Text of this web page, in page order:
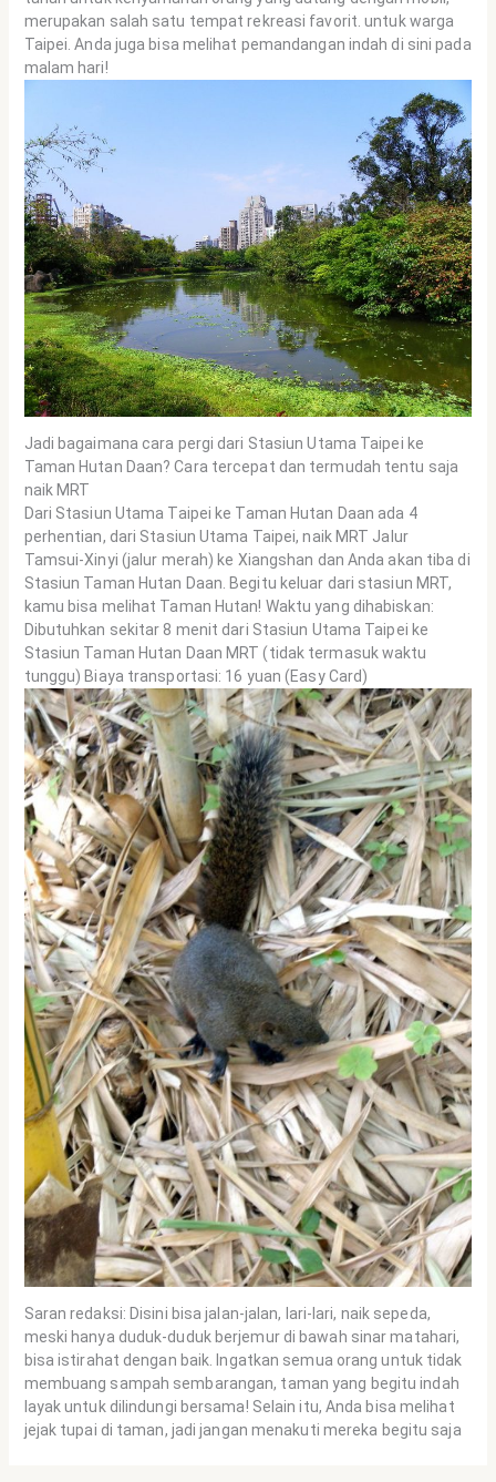
merupakan salah satu tempat rekreasi favorit. untuk warga
Taipei. Anda juga bisa melihat pemandangan indah di sini pada
malam hari!
Jadi bagaimana cara pergi dari Stasiun Utama Taipei ke
Taman Hutan Daan? Cara tercepat dan termudah tentu saja
naik MRT
Dari Stasiun Utama Taipei ke Taman Hutan Daan ada 4
perhentian, dari Stasiun Utama Taipei, naik MRT Jalur
Tamsui-Xinyi (jalur merah) ke Xiangshan dan Anda akan tiba di
Stasiun Taman Hutan Daan. Begitu keluar dari stasiun MRT,
kamu bisa melihat Taman Hutan! Waktu yang dihabiskan:
Dibutuhkan sekitar 8 menit dari Stasiun Utama Taipei ke
Stasiun Taman Hutan Daan MRT (tidak termasuk waktu
tunggu) Biaya transportasi: 16 yuan (Easy Card)
Saran redaksi: Disini bisa jalan-jalan, lari-lari, naik sepeda,
meski hanya duduk-duduk berjemur di bawah sinar matahari,
bisa istirahat dengan baik. Ingatkan semua orang untuk tidak
membuang sampah sembarangan, taman yang begitu indah
layak untuk dilindungi bersama! Selain itu, Anda bisa melihat
jejak tupai di taman, jadi jangan menakuti mereka begitu saja